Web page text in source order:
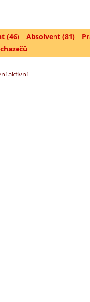
(46) Absolvent (81)
aktivní.